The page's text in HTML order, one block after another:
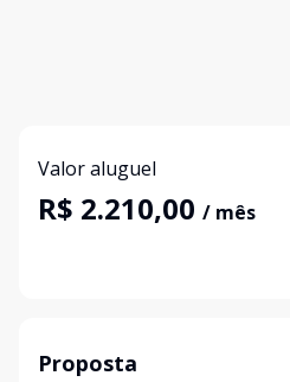
Valor aluguel
R$ 2.210,00 / mês
Proposta